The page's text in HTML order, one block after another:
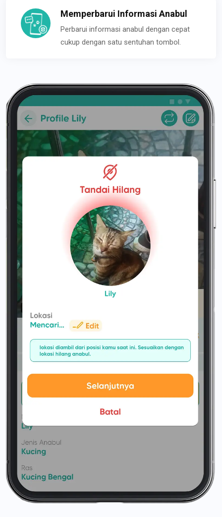
Memperbarui Informasi Anabul
Perbarui informasi anabul dengan cepat
cukup dengan satu sentuhan tombol.